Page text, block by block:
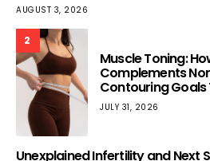
AUGUST 3, 2026
2
Muscle Toning:
Complements
Contouring
JULY 31, 2026
Unexplained Infertility and Next